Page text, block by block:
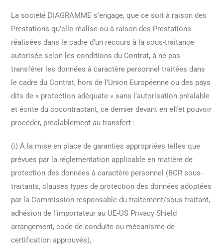
La société DIAGRAMME s’engage, que ce soit à raison des
Prestations qu’elle réalise ou à raison des Prestations
réalisées dans le cadre d’un recours à la sous-traitance
autorisée selon les conditions du Contrat, à ne pas
transférer les données à caractère personnel traitées dans
le cadre du Contrat, hors de l’Union Européenne ou des pays
dits de « protection adéquate » sans l’autorisation préalable
et écrite du cocontractant, ce dernier devant en effet pouvoir
procéder, préalablement au transfert :
(i) À la mise en place de garanties appropriées telles que
prévues par la réglementation applicable en matière de
protection des données à caractère personnel (BCR sous-
traitants, clauses types de protection des données adoptées
par la Commission responsable du traitement/sous-traitant,
adhésion de l’importateur au UE-US Privacy Shield
arrangement, code de conduite ou mécanisme de
certification approuvés),